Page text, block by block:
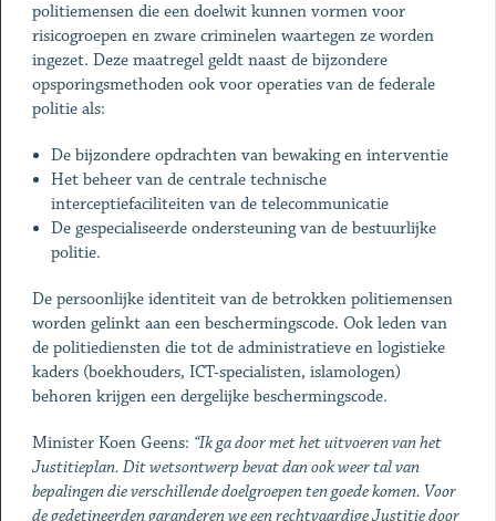
politiemensen die een doelwit kunnen vormen voor
risicogroepen en zware criminelen waartegen ze worden
ingezet. Deze maatregel geldt naast de bijzondere
opsporingsmethoden ook voor operaties van de federale
politie als:
De bijzondere opdrachten van bewaking en interventie
Het beheer van de centrale technische
interceptiefaciliteiten van de telecommunicatie
De gespecialiseerde ondersteuning van de bestuurlijke
politie.
De persoonlijke identiteit van de betrokken politiemensen
worden gelinkt aan een beschermingscode. Ook leden van
de politiediensten die tot de administratieve en logistieke
kaders (boekhouders, ICT-specialisten, islamologen)
behoren krijgen een dergelijke beschermingscode.
Minister Koen Geens: “Ik ga door met het uitvoeren van het
Justitieplan. Dit wetsontwerp bevat dan ook weer tal van
bepalingen die verschillende doelgroepen ten goede komen. Voor
de gedetineerden garanderen we een rechtvaardige Justitie door